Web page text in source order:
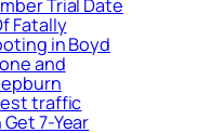
Trial Date
Fatally
in Boyd
and
traffic
7-Year